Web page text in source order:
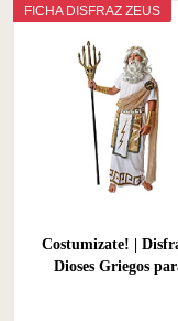
FICHA DISFRAZ ZEUS
Costumizate! |
Dioses Griegos